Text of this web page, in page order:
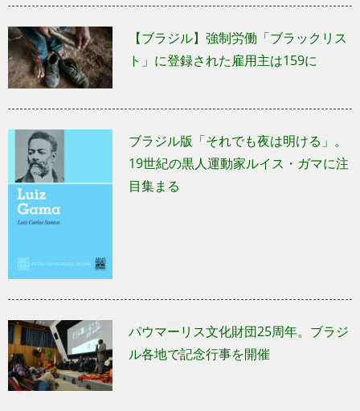
【ブラジル】強制労働「ブラックリス
ト」に登録された雇用主は159に
ブラジル版「それでも夜は明ける」。
19世紀の黒人運動家ルイス・ガマに注
目集まる
パウマーリス文化財団25周年。ブラジ
ル各地で記念行事を開催